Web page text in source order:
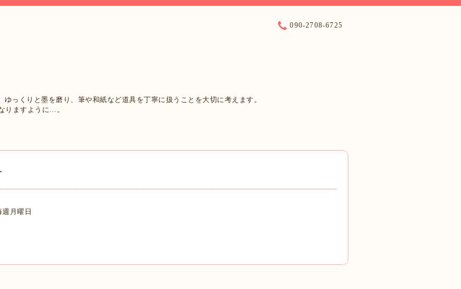
っくりと墨を磨り、筆や和紙など道具を丁寧に扱うことを大切に考えます。
りますように…。
090-2708-6725
週月曜日